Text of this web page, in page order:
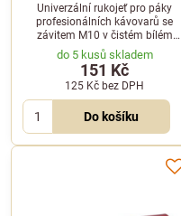
Univerzální rukojeť pro páky
profesionálních kávovarů se
závitem M10 v čistém bílém
designu. Zajišťuje pevný úchop a
dlouhou životnost.
do 5 kusů skladem
151 Kč
125 Kč bez DPH
Do košíku